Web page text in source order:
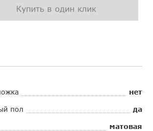
Купить в один клик
нет
пол да
матовая